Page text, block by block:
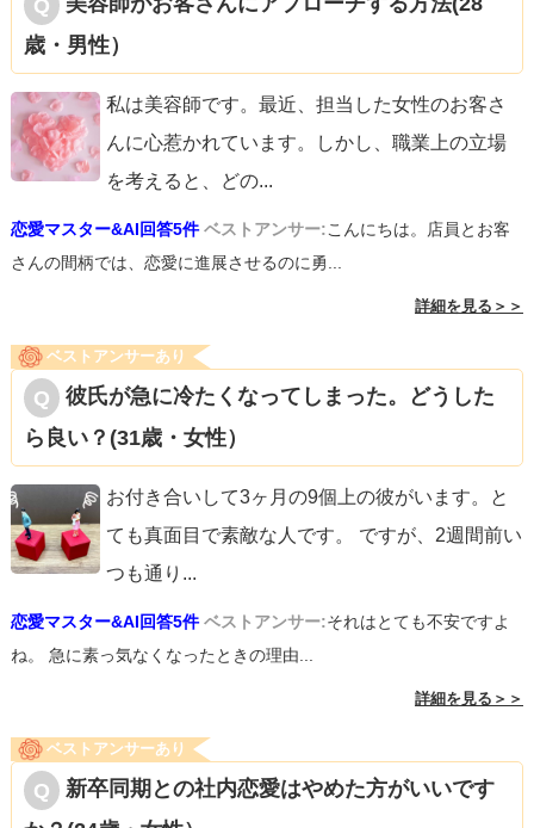
歳・男性）
私は美容師です。最近、担当した女性のお客さ
んに心惹かれています。しかし、職業上の立場
を考えると、どの...
恋愛マスター&AI回答5件 ベストアンサー:こんにちは。店員とお客
さんの間柄では、恋愛に進展させるのに勇...
詳細を見る＞＞
ベストアンサーあり
彼氏が急に冷たくなってしまった。どうした
ら良い？(31歳・女性）
お付き合いして3ヶ月の9個上の彼がいます。と
ても真面目で素敵な人です。 ですが、2週間前い
つも通り ...
恋愛マスター&AI回答5件 ベストアンサー:それはとても不安ですよ
ね。 急に素っ気なくなったときの理由...
詳細を見る＞＞
ベストアンサーあり
新卒同期との社内恋愛はやめた方がいいです